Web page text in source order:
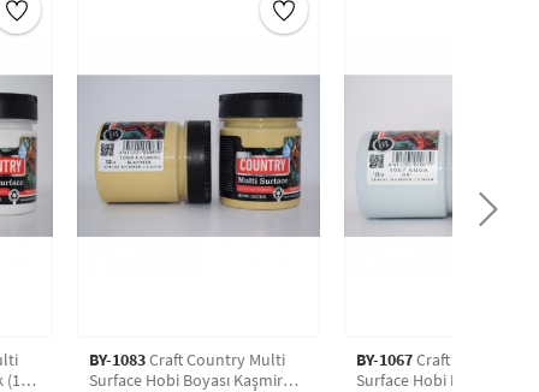
BY-1083Craft Country Multi
Surface Hobi Boyası Kaşmir
BY-1067Craft Country
Surface Hobi Boyası Su